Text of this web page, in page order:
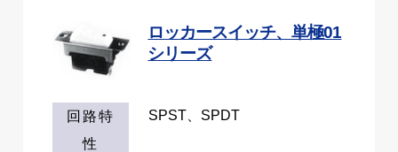
ロッカースイッチ、単極01
シリーズ
回路特
性
SPST、SPDT